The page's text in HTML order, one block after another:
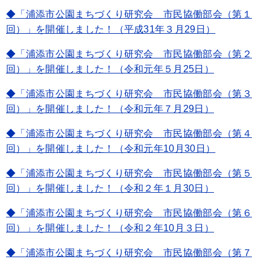
◆「浦添市公園まちづくり研究会 市民協働部会（第１
回）」を開催しました！（平成31年３月29日）
◆「浦添市公園まちづくり研究会 市民協働部会（第２
回）」を開催しました！（令和元年５月25日）
◆「浦添市公園まちづくり研究会 市民協働部会（第３
回）」を開催しました！（令和元年７月29日）
◆「浦添市公園まちづくり研究会 市民協働部会（第４
回）」を開催しました！（令和元年10月30日）
◆「浦添市公園まちづくり研究会 市民協働部会（第５
回）」を開催しました！（令和２年１月30日）
◆「浦添市公園まちづくり研究会 市民協働部会（第６
回）」を開催しました！（令和２年10月３日）
◆「浦添市公園まちづくり研究会 市民協働部会（第７